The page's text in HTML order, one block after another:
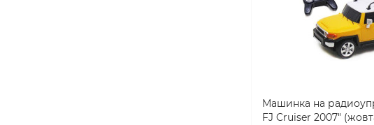
Машинка на
FJ Cruiser 2007"